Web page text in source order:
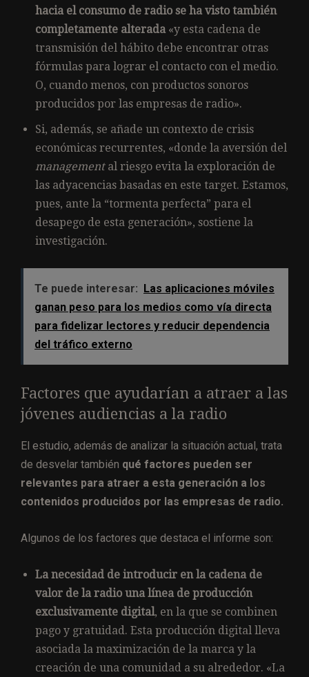
hacia el consumo de radio se ha visto también
completamente alterada«y esta cadena de
transmisión del hábito debe encontrar otras
fórmulas para lograr el contacto con el medio.
O, cuando menos, con productos sonoros
producidos por las empresas de radio».
Si, además, se añade un contexto de crisis
económicas recurrentes, «donde la aversión del
managemental riesgo evita la exploración de
las adyacencias basadas en este target. Estamos,
pues, ante la “tormenta perfecta” para el
desapego de esta generación», sostiene la
investigación.
Te puede interesar:
Las aplicaciones móviles
ganan peso para los medios como vía directa
para fidelizar lectores y reducir dependencia
del tráfico externo
Factores que ayudarían a atraer a las
jóvenes audiencias a la radio
El estudio, además de analizar la situación actual, trata
de desvelar también qué factores pueden ser
relevantes para atraer a esta generación a los
contenidos producidos por las empresas de radio.
Algunos de los factores que destaca el informe son:
La necesidad de introducir en la cadena de
valor de la radio una línea de producción
exclusivamente digital, en la que se combinen
pago y gratuidad. Esta producción digital lleva
asociada la maximización de la marca y la
creación de una comunidad a su alrededor. «La